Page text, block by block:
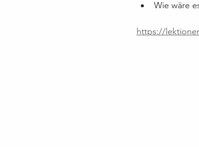
Wie wäre
https://